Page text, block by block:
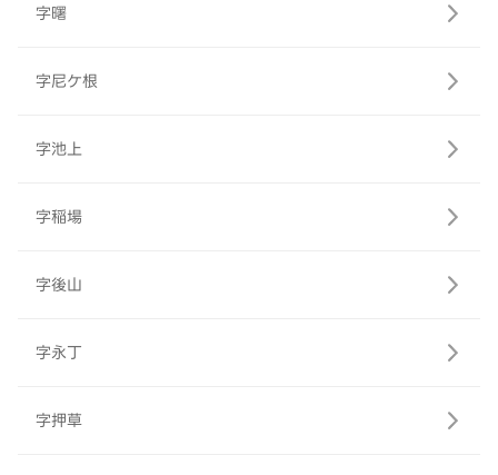
字曙
字尼ケ根
字池上
字稲場
字後山
字永丁
字押草